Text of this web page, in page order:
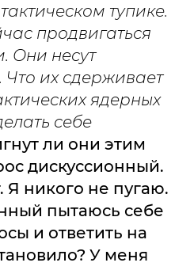
тупике.
продвигаться
Они несут
Что их сдерживает
ядерных
себе
ли они этим
дискуссионный.
Я никого не пугаю.
пытаюсь себе
и ответить на
У меня